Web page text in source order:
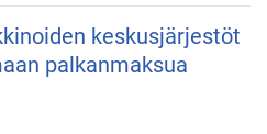
keskusjärjestöt
palkanmaksua